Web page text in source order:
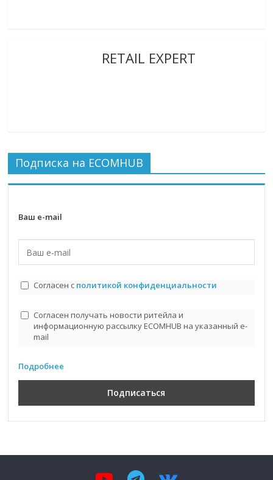
RETAIL EXPERT
Подписка на ECOMHUB
Ваш e-mail
Согласен с политикой конфиденциальности
Согласен получать новости ритейла и
информационную рассылку ECOMHUB на указанный e-
mail
Подробнее